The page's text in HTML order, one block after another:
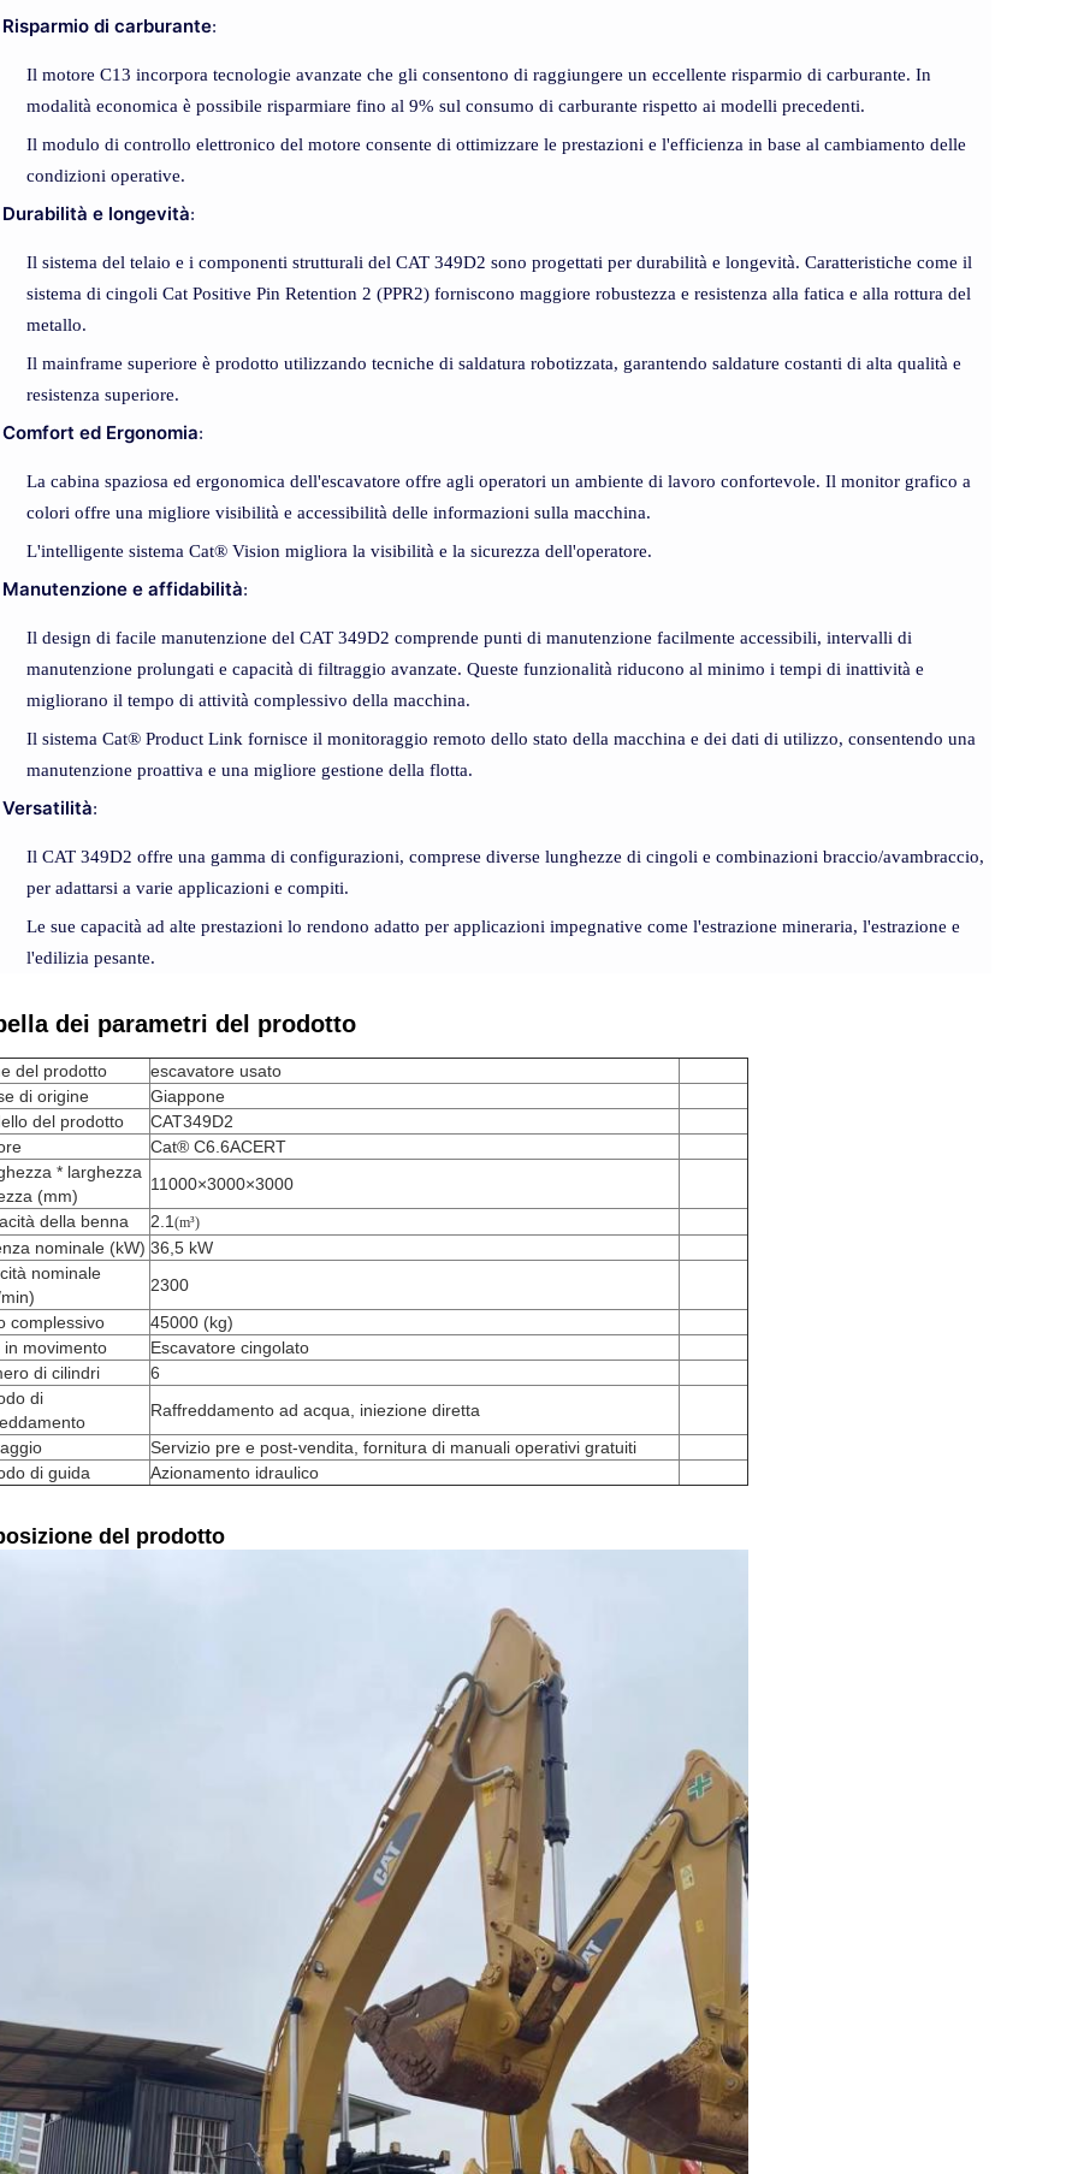
Risparmio di carburante:
Il motore C13 incorpora tecnologie avanzate che gli consentono di raggiungere un eccellente risparmio di carburante. In
modalità economica è possibile risparmiare fino al 9% sul consumo di carburante rispetto ai modelli precedenti.
Il modulo di controllo elettronico del motore consente di ottimizzare le prestazioni e l'efficienza in base al cambiamento delle
condizioni operative.
Durabilità e longevità:
Il sistema del telaio e i componenti strutturali del CAT 349D2 sono progettati per durabilità e longevità. Caratteristiche come il
sistema di cingoli Cat Positive Pin Retention 2 (PPR2) forniscono maggiore robustezza e resistenza alla fatica e alla rottura del
metallo.
Il mainframe superiore è prodotto utilizzando tecniche di saldatura robotizzata, garantendo saldature costanti di alta qualità e
resistenza superiore.
Comfort ed Ergonomia:
La cabina spaziosa ed ergonomica dell'escavatore offre agli operatori un ambiente di lavoro confortevole. Il monitor grafico a
colori offre una migliore visibilità e accessibilità delle informazioni sulla macchina.
L'intelligente sistema Cat® Vision migliora la visibilità e la sicurezza dell'operatore.
Manutenzione e affidabilità:
Il design di facile manutenzione del CAT 349D2 comprende punti di manutenzione facilmente accessibili, intervalli di
manutenzione prolungati e capacità di filtraggio avanzate. Queste funzionalità riducono al minimo i tempi di inattività e
migliorano il tempo di attività complessivo della macchina.
Il sistema Cat® Product Link fornisce il monitoraggio remoto dello stato della macchina e dei dati di utilizzo, consentendo una
manutenzione proattiva e una migliore gestione della flotta.
Versatilità:
Il CAT 349D2 offre una gamma di configurazioni, comprese diverse lunghezze di cingoli e combinazioni braccio/avambraccio,
per adattarsi a varie applicazioni e compiti.
Le sue capacità ad alte prestazioni lo rendono adatto per applicazioni impegnative come l'estrazione mineraria, l'estrazione e
l'edilizia pesante.
dei parametri del prodotto
del prodotto
escavatore usato
di origine
Giappone
del prodotto
CAT349D2
Cat® C6.6ACERT
* larghezza
(mm)
11000×3000×3000
della benna
2.1 (m³)
nominale (kW) 36,5 kW
nominale
2300
complessivo
45000 (kg)
in movimento
Escavatore cingolato
di cilindri
6
di
Raffreddamento ad acqua, iniezione diretta
Servizio pre e post-vendita, fornitura di manuali operativi gratuiti
di guida
Azionamento idraulico
del prodotto